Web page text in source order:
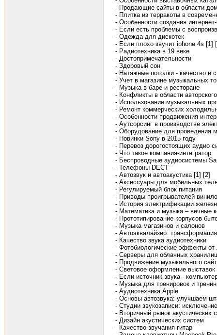
- Продающие сайты в области
- Плитка из терракоты в
- Особенности создания
- Если есть проблемы с
- Одежда для дискотек
- Если плохо звучит iphone 4s [1]
- Радиотехника в 19 веке
- Достопримечательности
- Здоровый сон
- Натяжные потолки - качество и
- Учет в магазине музыкальных
- Музыка в баре и ресторане
- Конфликты в области
- Использование музыкальных
- Ремонт коммерческих
- Особенности продвижения
- Аутсорсинг в производстве
- Оборудование для проведения
- Новинки Sony в 2015 году
- Перевоз дорогостоящих аудио
- Что такое компания-интегратор
- Беспроводные аудиосистемы
- Телефоны DECT
- Автозвук и автоакустика [1] [2]
- Аксессуары для мобильных
- Регулируемый блок питания
- Приводы проигрывателей
- История электрификации
- Математика и музыка – вечные
- Прототипирование корпусов
- Музыка магазинов и салонов
- Автоэквалайзер:
- Качество звука аудиотехники
- Фотобиологические эффекты от
- Серверы для облачных
- Продвижение музыкального
- Световое оформление выставок
- Если источник звука -
- Музыка для тренировок и
- Аудиотехника Apple
- Основы автозвука: улучшаем
- Студии звукозаписи:
- Вторичный рынок акустических
- Дизайн акустических систем
- Качество звучания гитар